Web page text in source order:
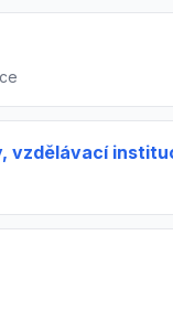
vzdělávací